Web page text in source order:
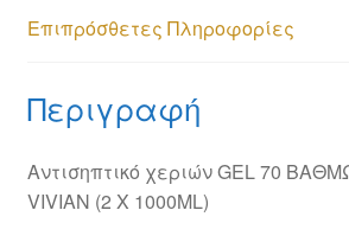
Επιπρόσθετες Πληροφορίες
Περιγραφή
Αντισηπτικό χεριών GEL 70
VIVIAN (2 Χ 1000ML)